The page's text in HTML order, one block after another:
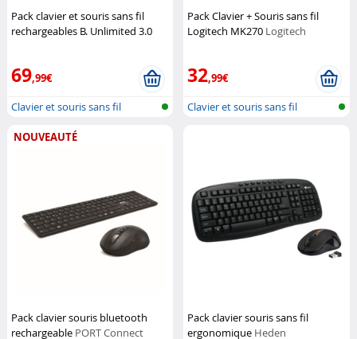
Pack clavier et souris sans fil
rechargeables B. Unlimited 3.0
69,99€
Clavier et souris sans fil
Pack Clavier + Souris sans fil
Logitech MK270 Logitech
32,99€
Clavier et souris sans fil
NOUVEAUTÉ
Pack clavier souris bluetooth
rechargeable PORT Connect
Pack clavier souris sans fil
ergonomique Heden